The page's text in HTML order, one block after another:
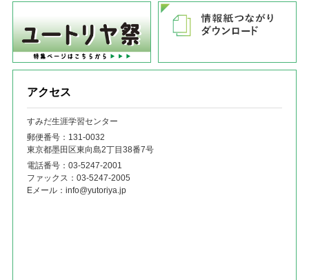
アクセス
すみだ生涯学習センター
郵便番号：131‐0032
東京都墨田区東向島2丁目38番7号
電話番号： 03-5247-2001
ファックス： 03-5247-2005
Eメール： info@yutoriya.jp